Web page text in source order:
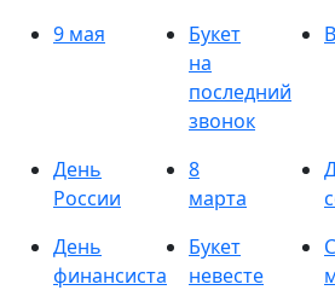
9 мая
Букет
на
последний
звонок
День
России
8
марта
День
финансиста
Букет
невесте